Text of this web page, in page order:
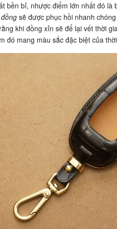
bền bỉ, nhược điểm lớn nhất đó là
sẽ được phục hồi nhanh
khi đồng xỉn sẽ để lại vết thời
đó mang màu sắc đặc biệt của